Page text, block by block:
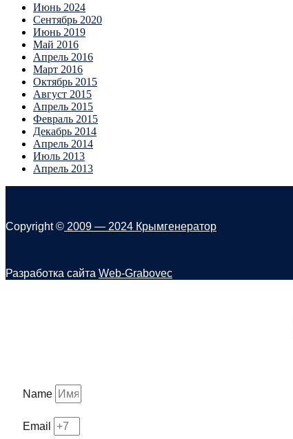
Июнь 2024
Сентябрь 2020
Июнь 2019
Май 2016
Апрель 2016
Март 2016
Октябрь 2015
Август 2015
Апрель 2015
Февраль 2015
Декабрь 2014
Апрель 2014
Июль 2013
Апрель 2013
Copyright © 2009 — 2024 Крымгенератор
Разработка сайта Web-Grabovec
Name
Email